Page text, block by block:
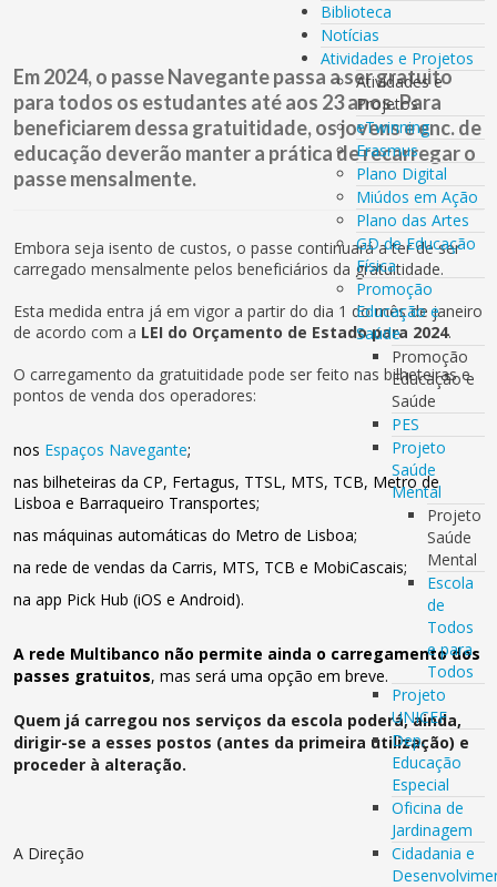
Biblioteca
Notícias
Atividades e Projetos
Atividades e
Projetos
eTwinning
Erasmus
Plano Digital
Miúdos em Ação
Plano das Artes
GD de Educação
Física
Promoção
Educação e
Saúde
Promoção
Educação e
Saúde
PES
Projeto
Saúde
Mental
Projeto
Saúde
Mental
Escola
de
Todos
e para
Todos
Projeto
UNICEF
Dep.
Educação
Especial
Oficina de
Jardinagem
Cidadania e
Em 2024, o passe Navegante passa a ser gratuito
para todos os estudantes até aos 23 anos. Para
beneficiarem dessa gratuitidade, os jovens e enc. de
educação deverão manter a prática de recarregar o
passe mensalmente.
Embora seja isento de custos, o passe continuará a ter de ser
carregado mensalmente pelos beneficiários da gratuitidade.
Esta medida entra já em vigor a partir do dia 1 do mês de janeiro
de acordo com a LEI do Orçamento de Estado para 2024.
O carregamento da gratuitidade pode ser feito nas bilheteiras e
pontos de venda dos operadores:
nos Espaços Navegante;
nas bilheteiras da CP, Fertagus, TTSL, MTS, TCB, Metro de
Lisboa e Barraqueiro Transportes;
nas máquinas automáticas do Metro de Lisboa;
na rede de vendas da Carris, MTS, TCB e MobiCascais;
na app Pick Hub (iOS e Android).
A rede Multibanco não permite ainda o carregamento dos
passes gratuitos, mas será uma opção em breve.
Quem já carregou nos serviços da escola poderá, ainda,
dirigir-se a esses postos (antes da primeira utilização) e
proceder à alteração.
A Direção